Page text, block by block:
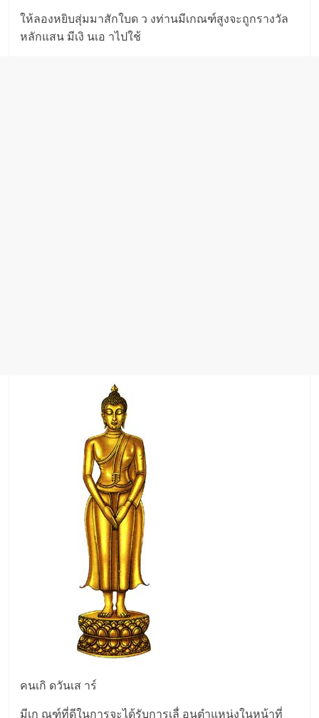
ให้ลองหยิบสุ่มมาสักใบด ว งท่านมีเกณฑ์สูงจะถูกรางวัล
หลักแสน มีเงิ นเอ าไปใช้
คนเกิ ดวันเส าร์
มีเก ณฑ์ที่ดีในการจะได้รับการเลื่ อนตำแหน่งในหน้าที่